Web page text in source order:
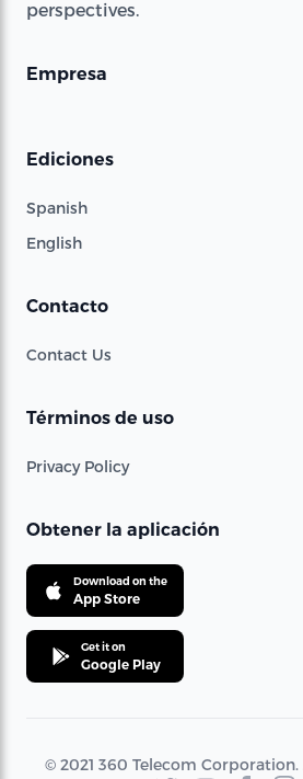
perspectives.
Empresa
Ediciones
Spanish
English
Contacto
Contact Us
Términos de uso
Privacy Policy
Obtener la aplicación
Download on the
App Store
Get it on
Google Play
© 2021 360 Telecom